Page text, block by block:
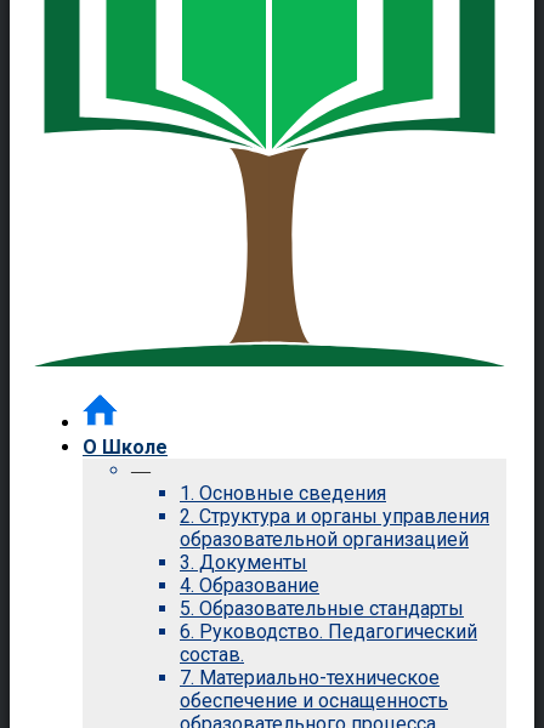
О Школе
—
1. Основные сведения
2. Структура и органы управления
образовательной организацией
3. Документы
4. Образование
5. Образовательные стандарты
6. Руководство. Педагогический
состав.
7. Материально-техническое
обеспечение и оснащенность